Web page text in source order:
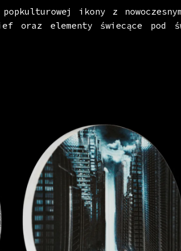
ikony z nowoczesnym
elementy świecące pod